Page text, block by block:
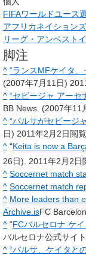
FIFAワールドユース
アフリカネイション
リーグ・アンベスト
脚注
^ “ランスMFケイタ
(2007年7月11日)
^ “セビージャ アーセ
BB News. (2007年11
^ “バルサがセビージ
日) 2011年2月2日閲覧
^ “Keita is now a
26日). 2011年2月2日
^ Soccernet match
^ Soccernet match
^ More leaders than
Archive.isFC
^ “FCバルセロナ ケ
バルセロナ公式サイ
^ “バルサ、ケイタと